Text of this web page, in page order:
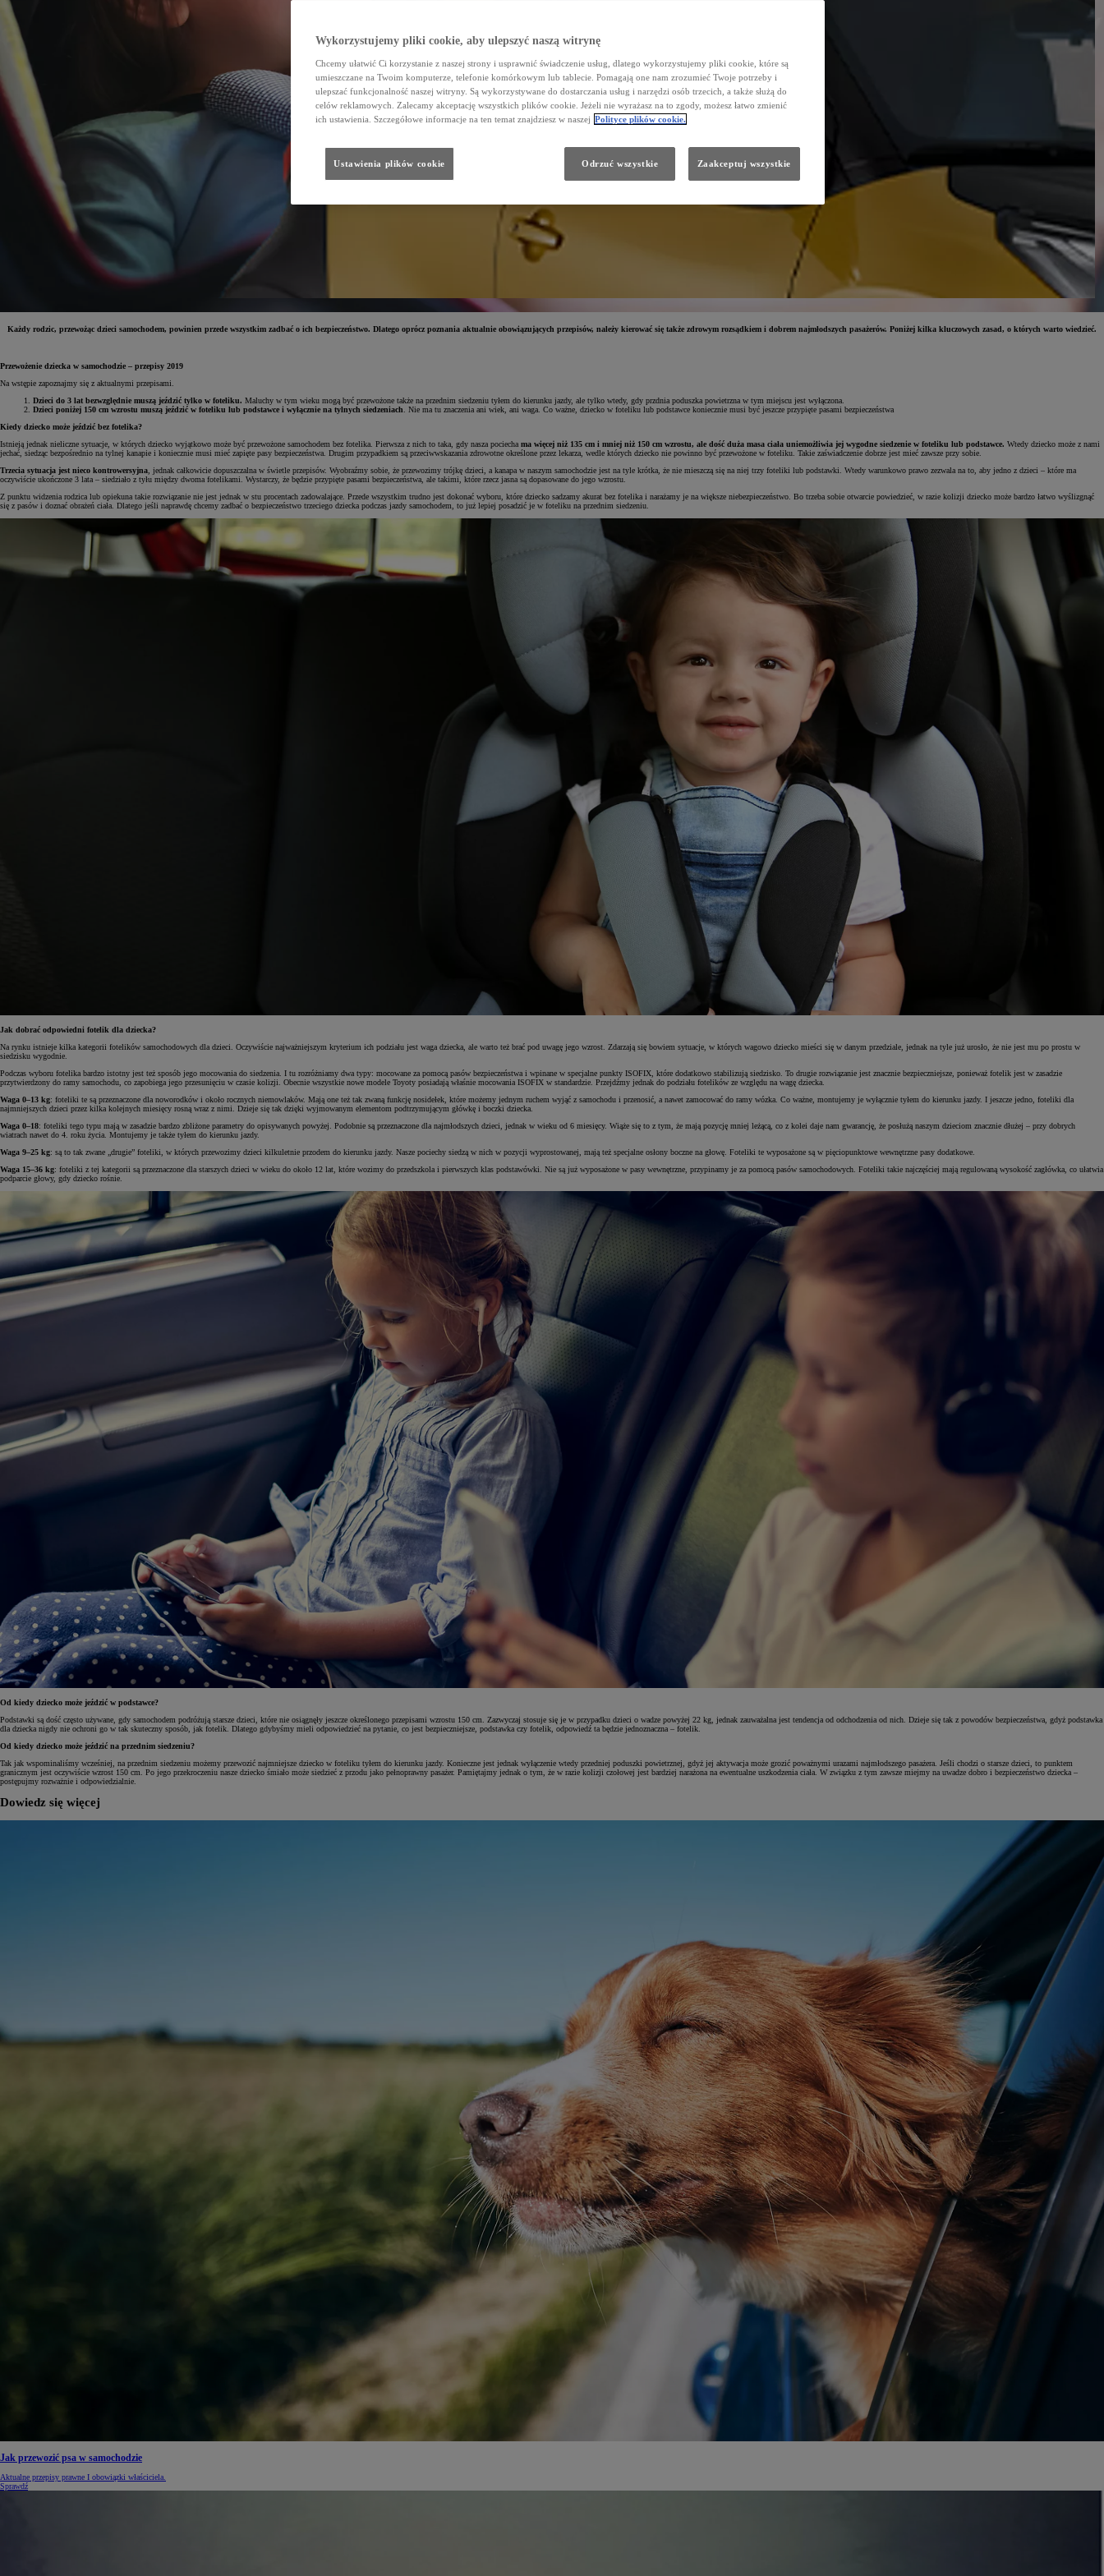
Yaris Cross
HYBRID
Każdy rodzic, przewożąc dzieci samochodem, powinien przede wszystkim zadbać o ich bezpieczeństwo. Dlatego oprócz poznania aktualnie obowiązujących przepisów, należy kierować się także zdrowym rozsądkiem i dobrem najmłodszych pasażerów. Poniżej kilka kluczowych zasad, o których warto wiedzieć.
Przewożenie dziecka w samochodzie – przepisy 2019
Na wstępie zapoznajmy się z aktualnymi przepisami.
Dzieci do 3 lat bezwzględnie muszą jeździć tylko w foteliku. Maluchy w tym wieku mogą być przewożone także na przednim siedzeniu tyłem do kierunku jazdy, ale tylko wtedy, gdy przdnia poduszka powietrzna w tym miejscu jest wyłączona.
Dzieci poniżej 150 cm wzrostu muszą jeździć w foteliku lub podstawce i wyłącznie na tylnych siedzeniach. Nie ma tu znaczenia ani wiek, ani waga. Co ważne, dziecko w foteliku lub podstawce koniecznie musi być jeszcze przypięte pasami bezpieczeństwa
Kiedy dziecko może jeździć bez fotelika?
Istnieją jednak nieliczne sytuacje, w których dziecko wyjątkowo może być przewożone samochodem bez fotelika. Pierwsza z nich to taka, gdy nasza pociecha ma więcej niż 135 cm i mniej niż 150 cm wzrostu, ale dość duża masa ciała uniemożliwia jej wygodne siedzenie w foteliku lub podstawce. Wtedy dziecko może z nami
jechać, siedząc bezpośrednio na tylnej kanapie i koniecznie musi mieć zapięte pasy bezpieczeństwa. Drugim przypadkiem są przeciwwskazania zdrowotne określone przez lekarza, wedle których dziecko nie powinno być przewożone w foteliku. Takie zaświadczenie dobrze jest mieć zawsze przy sobie.
Trzecia sytuacja jest nieco kontrowersyjna, jednak całkowicie dopuszczalna w świetle przepisów. Wyobraźmy sobie, że przewozimy trójkę dzieci, a kanapa w naszym samochodzie jest na tyle krótka, że nie mieszczą się na niej trzy foteliki lub podstawki. Wtedy warunkowo prawo zezwala na to, aby jedno z dzieci – które ma
oczywiście ukończone 3 lata – siedziało z tyłu między dwoma fotelikami. Wystarczy, że będzie przypięte pasami bezpieczeństwa, ale takimi, które rzecz jasna są dopasowane do jego wzrostu.
Z punktu widzenia rodzica lub opiekuna takie rozwiązanie nie jest jednak w stu procentach zadowalające. Przede wszystkim trudno jest dokonać wyboru, które dziecko sadzamy akurat bez fotelika i narażamy je na większe niebezpieczeństwo. Bo trzeba sobie otwarcie powiedzieć, w razie kolizji dziecko może bardzo łatwo wyślizgnąć
się z pasów i doznać obrażeń ciała. Dlatego jeśli naprawdę chcemy zadbać o bezpieczeństwo trzeciego dziecka podczas jazdy samochodem, to już lepiej posadzić je w foteliku na przednim siedzeniu.
Jak dobrać odpowiedni fotelik dla dziecka?
Na rynku istnieje kilka kategorii fotelików samochodowych dla dzieci. Oczywiście najważniejszym kryterium ich podziału jest waga dziecka, ale warto też brać pod uwagę jego wzrost. Zdarzają się bowiem sytuacje, w których wagowo dziecko mieści się w danym przedziale, jednak na tyle już urosło, że nie jest mu po prostu w
siedzisku wygodnie.
Podczas wyboru fotelika bardzo istotny jest też sposób jego mocowania do siedzenia. I tu rozróżniamy dwa typy: mocowane za pomocą pasów bezpieczeństwa i wpinane w specjalne punkty ISOFIX, które dodatkowo stabilizują siedzisko. To drugie rozwiązanie jest znacznie bezpieczniejsze, ponieważ fotelik jest w zasadzie
przytwierdzony do ramy samochodu, co zapobiega jego przesunięciu w czasie kolizji. Obecnie wszystkie nowe modele Toyoty posiadają właśnie mocowania ISOFIX w standardzie. Przejdźmy jednak do podziału fotelików ze względu na wagę dziecka.
Waga 0–13 kg: foteliki te są przeznaczone dla noworodków i około rocznych niemowlaków. Mają one też tak zwaną funkcję nosidełek, które możemy jednym ruchem wyjąć z samochodu i przenosić, a nawet zamocować do ramy wózka. Co ważne, montujemy je wyłącznie tyłem do kierunku jazdy. I jeszcze jedno, foteliki dla
najmniejszych dzieci przez kilka kolejnych miesięcy rosną wraz z nimi. Dzieje się tak dzięki wyjmowanym elementom podtrzymującym główkę i boczki dziecka.
Waga 0–18: foteliki tego typu mają w zasadzie bardzo zbliżone parametry do opisywanych powyżej. Podobnie są przeznaczone dla najmłodszych dzieci, jednak w wieku od 6 miesięcy. Wiąże się to z tym, że mają pozycję mniej leżącą, co z kolei daje nam gwarancję, że posłużą naszym dzieciom znacznie dłużej – przy dobrych
wiatrach nawet do 4. roku życia. Montujemy je także tyłem do kierunku jazdy.
Waga 9–25 kg: są to tak zwane „drugie” foteliki, w których przewozimy dzieci kilkuletnie przodem do kierunku jazdy. Nasze pociechy siedzą w nich w pozycji wyprostowanej, mają też specjalne osłony boczne na głowę. Foteliki te wyposażone są w pięciopunktowe wewnętrzne pasy dodatkowe.
Waga 15–36 kg: foteliki z tej kategorii są przeznaczone dla starszych dzieci w wieku do około 12 lat, które wozimy do przedszkola i pierwszych klas podstawówki. Nie są już wyposażone w pasy wewnętrzne, przypinamy je za pomocą pasów samochodowych. Foteliki takie najczęściej mają regulowaną wysokość zagłówka, co ułatwia
podparcie głowy, gdy dziecko rośnie.
Od kiedy dziecko może jeździć w podstawce?
Podstawki są dość często używane, gdy samochodem podróżują starsze dzieci, które nie osiągnęły jeszcze określonego przepisami wzrostu 150 cm. Zazwyczaj stosuje się je w przypadku dzieci o wadze powyżej 22 kg, jednak zauważalna jest tendencja od odchodzenia od nich. Dzieje się tak z powodów bezpieczeństwa, gdyż podstawka
dla dziecka nigdy nie ochroni go w tak skuteczny sposób, jak fotelik. Dlatego gdybyśmy mieli odpowiedzieć na pytanie, co jest bezpieczniejsze, podstawka czy fotelik, odpowiedź ta będzie jednoznaczna – fotelik.
Od kiedy dziecko może jeździć na przednim siedzeniu?
Tak jak wspominaliśmy wcześniej, na przednim siedzeniu możemy przewozić najmniejsze dziecko w foteliku tyłem do kierunku jazdy. Konieczne jest jednak wyłączenie wtedy przedniej poduszki powietrznej, gdyż jej aktywacja może grozić poważnymi urazami najmłodszego pasażera. Jeśli chodzi o starsze dzieci, to punktem
granicznym jest oczywiście wzrost 150 cm. Po jego przekroczeniu nasze dziecko śmiało może siedzieć z przodu jako pełnoprawny pasażer. Pamiętajmy jednak o tym, że w razie kolizji czołowej jest bardziej narażona na ewentualne uszkodzenia ciała. W związku z tym zawsze miejmy na uwadze dobro i bezpieczeństwo dziecka –
postępujmy rozważnie i odpowiedzialnie.
Dowiedz się więcej
Jak przewozić psa w samochodzie
Aktualne przepisy prawne I obowiązki właściciela.
Sprawdź
Wykorzystujemy pliki cookie, aby ulepszyć naszą witrynę
Chcemy ułatwić Ci korzystanie z naszej strony i usprawnić świadczenie usług, dlatego wykorzystujemy pliki cookie, które są
umieszczane na Twoim komputerze, telefonie komórkowym lub tablecie. Pomagają one nam zrozumieć Twoje potrzeby i
ulepszać funkcjonalność naszej witryny. Są wykorzystywane do dostarczania usług i narzędzi osób trzecich, a także służą do
celów reklamowych. Zalecamy akceptację wszystkich plików cookie. Jeżeli nie wyrażasz na to zgody, możesz łatwo zmienić
ich ustawienia. Szczegółowe informacje na ten temat znajdziesz w naszej Polityce plików cookie.
Ustawienia plików cookie Odrzuć wszystkie Zaakceptuj wszystkie